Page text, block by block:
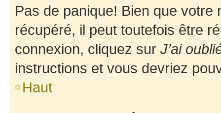
Pas de panique! Bien que
récupéré, il peut toutefois être
connexion, cliquez sur J’ai
instructions et vous devriez
Haut